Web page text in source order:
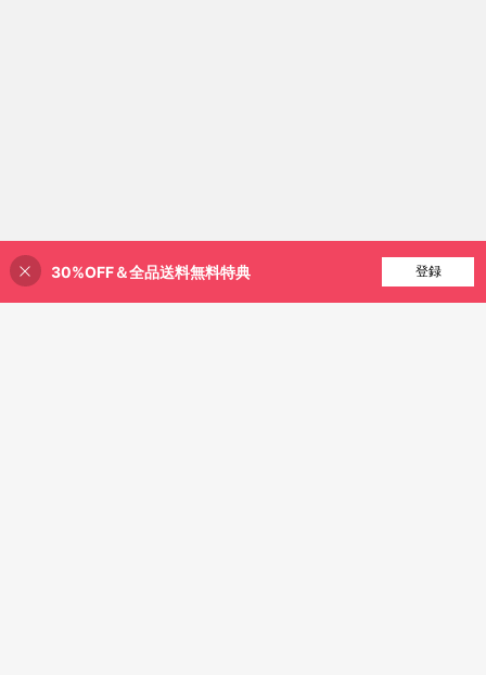
買い物かごに追加
30%OFF＆全品送料無料特典 登録